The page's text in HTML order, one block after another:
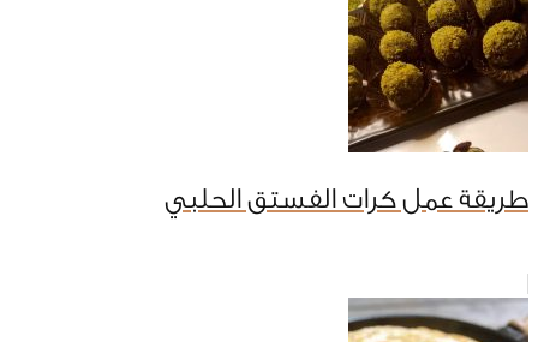
طريقة عمل كرات الفستق الحلبي